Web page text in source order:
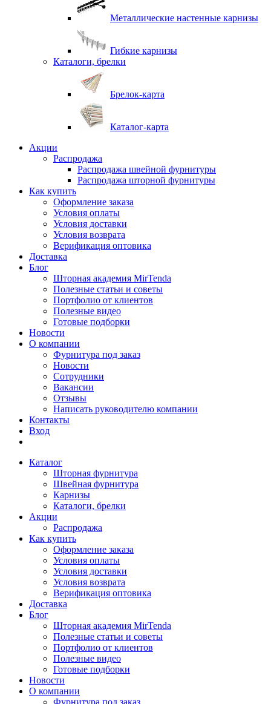
Металлические настенные карнизы
Гибкие карнизы
Каталоги, брелки
Брелок-карта
Каталог-карта
Акции
Распродажа
Распродажа швейной фурнитуры
Распродажа шторной фурнитуры
Как купить
Оформление заказа
Условия оплаты
Условия доставки
Условия возврата
Верификация оптовика
Доставка
Блог
Шторная академия MirTenda
Полезные статьи и советы
Портфолио от клиентов
Полезные видео
Готовые подборки
Новости
О компании
Фурнитура под заказ
Новости
Сотрудники
Вакансии
Отзывы
Написать руководителю компании
Контакты
Вход
Каталог
Шторная фурнитура
Швейная фурнитура
Карнизы
Каталоги, брелки
Акции
Распродажа
Как купить
Оформление заказа
Условия оплаты
Условия доставки
Условия возврата
Верификация оптовика
Доставка
Блог
Шторная академия MirTenda
Полезные статьи и советы
Портфолио от клиентов
Полезные видео
Готовые подборки
Новости
О компании
Фурнитура под заказ